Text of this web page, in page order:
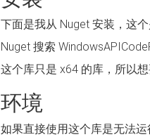
下面是我从 Nuget 安装，这
Nuget 搜索
这个库只是 x64 的库，所以想
环境
如果直接使用这个库是无法